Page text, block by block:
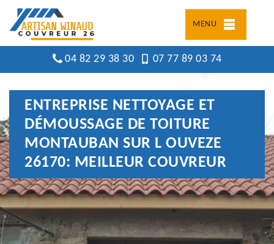
MENU
04 82 29 38 30 07 77 89 03 74
ENTREPRISE NETTOYAGE ET
DÉMOUSSAGE DE TOITURE
MONTAUBAN SUR L OUVEZE
26170: MEILLEUR COUVREUR